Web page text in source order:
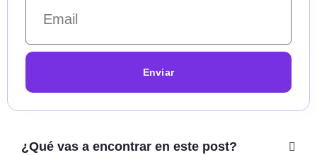
Enviar
¿Qué vas a encontrar en este post?